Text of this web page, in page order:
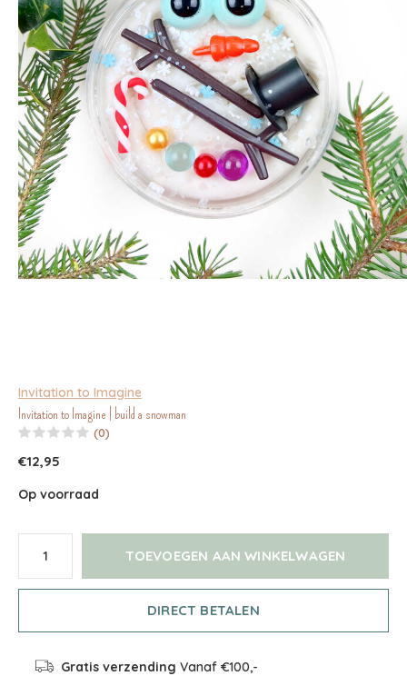
Invitation to Imagine
Invitation to Imagine | build a snowman
(0)
€12,95
Op voorraad
TOEVOEGEN AAN WINKELWAGEN
DIRECT BETALEN
Gratis verzending Vanaf €100,-